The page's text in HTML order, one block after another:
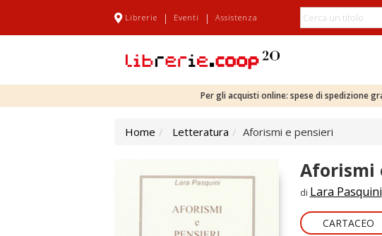
Librerie | Eventi | Assistenza
Per gli acquisti online: spese di spedizione
Home Letteratura Aforismi e pensieri
Aforismi
di Lara Pasquini
CARTACEO